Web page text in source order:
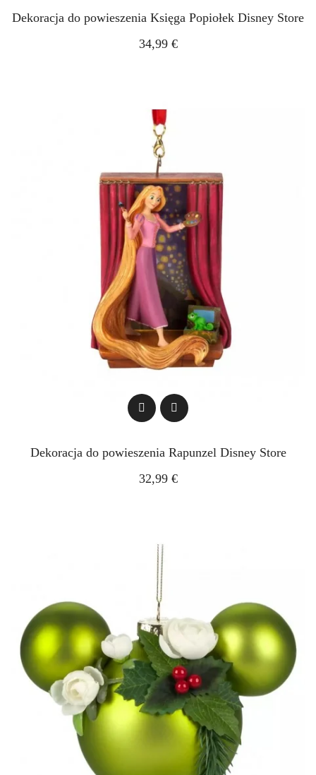
Dekoracja do powieszenia Księga Popiołek Disney Store
34,99 €
Dekoracja do powieszenia Rapunzel Disney Store
32,99 €